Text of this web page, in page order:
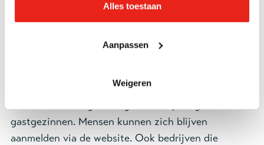
Alles toestaan
Aanpassen
Weigeren
gereedgemaakt, maar ook bijvoorbeeld hotels en
cruiseschepen ingezet als tijdelijke verblijfplaats.
kunnen leiden, zijn veel vrijwilligers nodig - met
gastgezinnen. Mensen kunnen zich blijven
aanmelden via de website. Ook bedrijven die